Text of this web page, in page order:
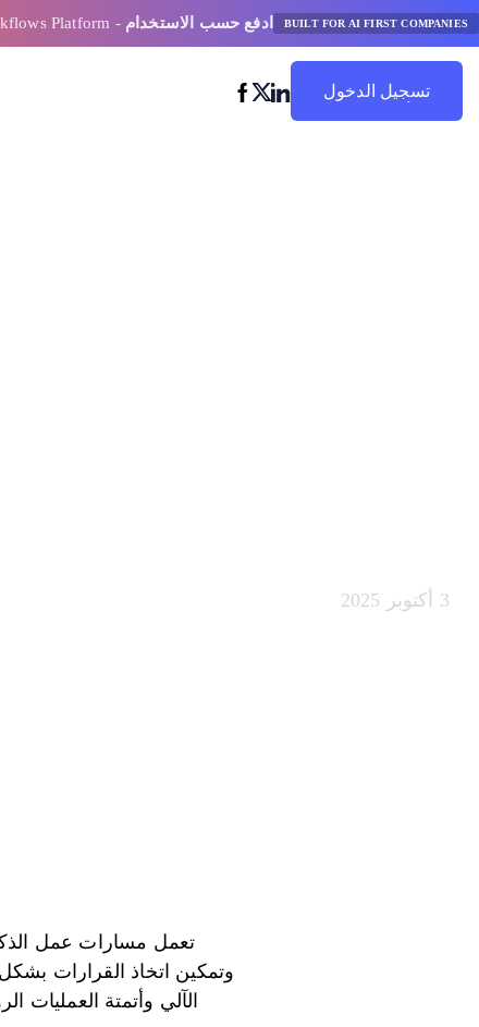
ادفع حسب الاستخدام - AI Model Orchestration and Workflows Platform BUILT FOR AI FIRST COMPANIES
تسجيل الدخول
3 أكتوبر 2025
تعمل مسارات عمل